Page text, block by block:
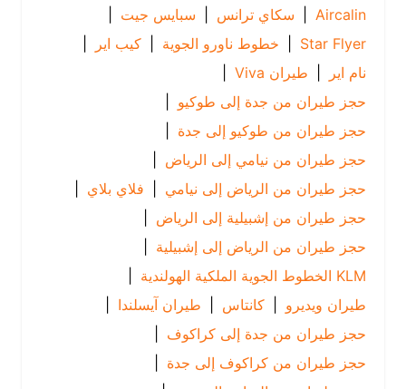
Aircalin
| سكاي ترانس | سبايس جيت
|
Star Flyer
| خطوط ناورو الجوية | كيب اير |
| طيران Viva
|
حجز طيران من جدة إلى طوكيو |
حجز طيران من طوكيو إلى جدة
حجز طيران من نيامي إلى الرياض
|
حجز طيران من الرياض إلى نيامي | فلاي بلاي
حجز طيران من إشبيلية إلى الرياض
|
حجز طيران من الرياض إلى إشبيلية |
|
طيران ويديرو
| كانتاس | طيران آيسلندا |
حجز طيران من جدة إلى كراكوف |
حجز طيران من كراكوف إلى جدة